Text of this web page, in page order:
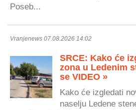
Poseb...
Vranjenews 07.08.2026 14:02
SRCE: Kako će
zona u Ledenim
se VIDEO »
Kako će izgledati
naselju Ledene